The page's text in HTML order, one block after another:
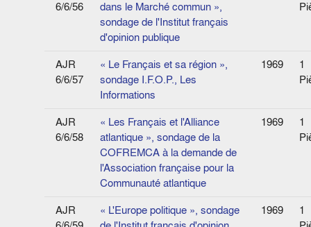
6/6/56
dans le Marché commun »,
sondage de l'Institut français
d'opinion publique
AJR
6/6/57
« Le Français et sa région »,
sondage I.F.O.P., Les
Informations
1969
1
AJR
6/6/58
« Les Français et l'Alliance
atlantique », sondage de la
COFREMCA à la demande de
l'Association française pour la
Communauté atlantique
1969
1
AJR
« L'Europe politique », sondage
1969
1